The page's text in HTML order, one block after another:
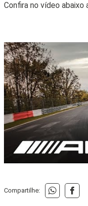
Confira no vídeo abaixo
Compartilhe: